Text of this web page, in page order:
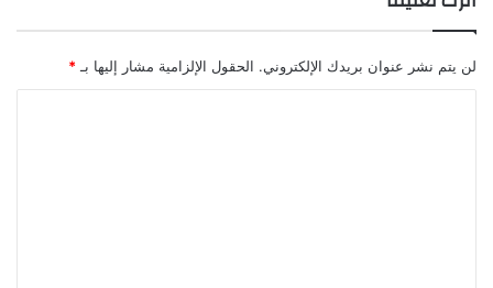
"
ا
ل
س
لن يتم نشر عنوان بريدك الإلكتروني. الحقول الإلزامية مشار إليها بـ *